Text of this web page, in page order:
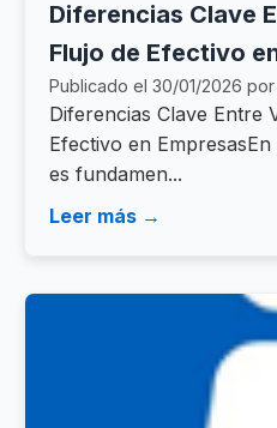
Diferencias Clave
Flujo de Efectivo
Publicado el 30/01/2026
Diferencias Clave Entre
Efectivo en
es fundamen...
Leer más →